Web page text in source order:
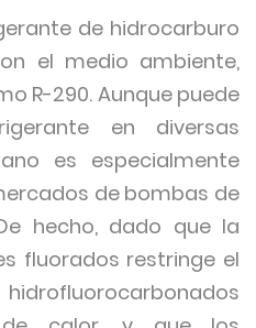
de hidrocarburo
el medio ambiente,
R-290. Aunque puede
en diversas
es especialmente
de bombas de
hecho, dado que la
fluorados restringe el